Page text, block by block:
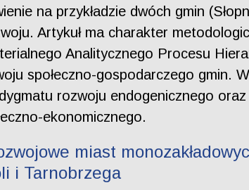
na przykładzie dwóch gmin
Artykuł ma charakter
Analitycznego Procesu
społeczno-gospodarczego gmin.
rozwoju endogenicznego
ekonomicznego.
miast
i Tarnobrzega